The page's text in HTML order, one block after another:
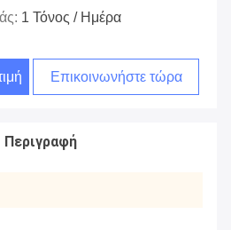
1 Τόνος / Ημέρα
Επικοινωνήστε τώρα
Περιγραφή